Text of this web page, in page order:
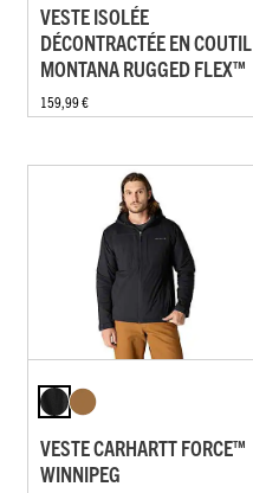
VESTE ISOLÉE
DÉCONTRACTÉE EN COUTIL
MONTANA RUGGED FLEX™
159,99 €
VESTE CARHARTT FORCE™
WINNIPEG